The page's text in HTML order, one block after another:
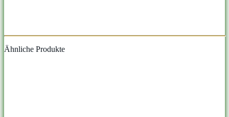
Ähnliche Produkte